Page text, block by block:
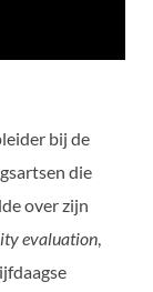
bij de
die
over zijn
evaluation